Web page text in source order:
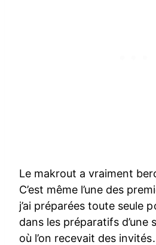
Le makrout a vraiment
C’est même l’une des
j’ai préparées toute seule
dans les préparatifs d’une
où l’on recevait des invités.